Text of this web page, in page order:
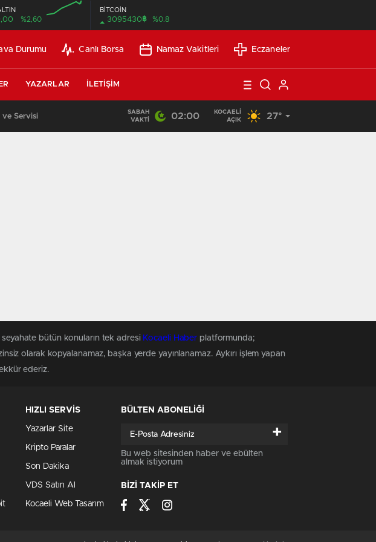
%2,60
BİTCOİN
3095430฿ %0.8
Durumu Canlı Borsa Namaz Vakitleri Eczaneler
YAZARLAR İLETIŞIM
ve Servisi 13:53 / SEO Uyumlu Web Siteleri Uzun Vadede Ne Kazandırır?
SABAH
VAKTI
02:00
KOCAELI
AÇIK
27°
bütün konuların tek adresi Kocaeli Haber platformunda;
olarak kopyalanamaz, başka yerde yayınlanamaz. Aykırı işlem yapan
ederiz.
HIZLI SERVİS
Yazarlar Site
Kripto Paralar
Son Dakika
VDS Satın Al
Kocaeli Web Tasarım
BÜLTEN ABONELİĞİ
+
Bu web sitesinden haber ve ebülten
almak istiyorum
BİZİ TAKİP ET